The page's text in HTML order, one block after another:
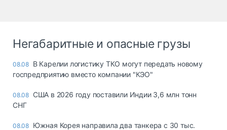
Негабаритные и опасные грузы
08.08 В Карелии логистику ТКО могут передать новому
госпредприятию вместо компании "КЭО"
08.08 США в 2026 году поставили Индии 3,6 млн тонн
СНГ
08.08 Южная Корея направила два танкера с 30 тыс.